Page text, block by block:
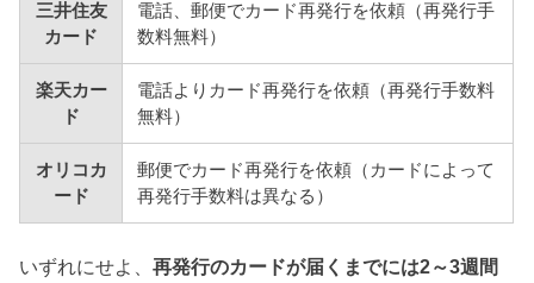
三井住友
カード
電話、郵便でカード再発行を依頼（再発行手
数料無料）
楽天カー
ド
電話よりカード再発行を依頼（再発行手数料
無料）
オリコカ
ード
郵便でカード再発行を依頼（カードによって
再発行手数料は異なる）
いずれにせよ、再発行のカードが届くまでには2～3週間